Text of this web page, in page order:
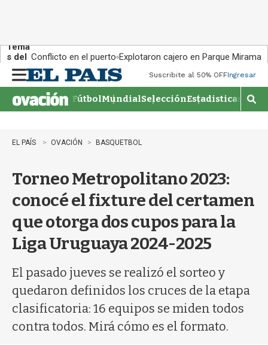
Tema
s del
día:
Conflicto en el puerto Explotaron cajero en Parque Miramar
n
u
Suscribite al 50% OFFIngresar
FútbolMundialSelecciónEstadisticas
M
o
�
EL PAÍS OVACIÓN BASQUETBOL
Torneo Metropolitano 2023:
conocé el fixture del certamen
que otorga dos cupos para la
Liga Uruguaya 2024-2025
El pasado jueves se realizó el sorteo y
quedaron definidos los cruces de la etapa
clasificatoria: 16 equipos se miden todos
contra todos. Mirá cómo es el formato.